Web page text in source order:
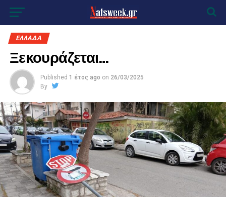
ΕΛΛΑΔΑ
Ξεκουράζεται…
Published 1 έτος ago on 26/03/2025
By